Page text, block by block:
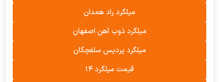
میلگرد راد همدان
میلگرد ذوب آهن اصفهان
میلگرد پردیس سلفچگان
قیمت میلگرد ۱۴